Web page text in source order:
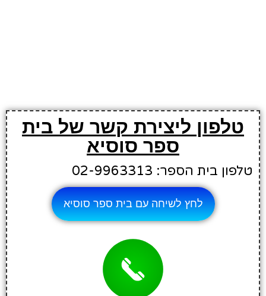
טלפון ליצירת קשר של בית
ספר סוסיא
טלפון בית הספר: 02-9963313
לחץ לשיחה עם בית ספר סוסיא